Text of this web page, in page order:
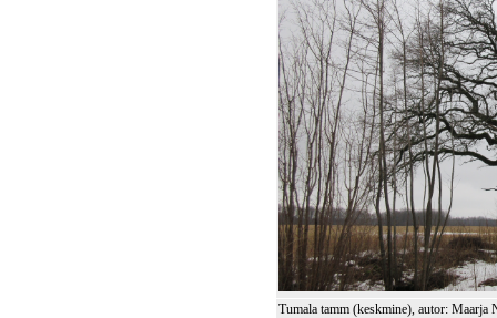
Tumala tamm (keskmine), autor: Maarja